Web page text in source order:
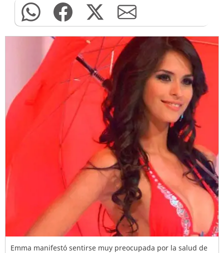
Emma manifestó sentirse muy preocupada por la salud de